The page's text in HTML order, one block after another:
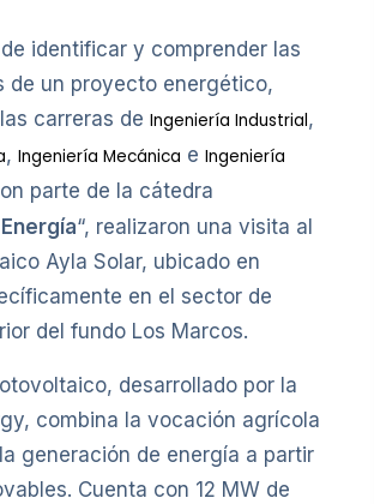
identificar y comprender las
de un proyecto energético,
carreras de Ingeniería Industrial,
, Ingeniería Mecánica e Ingeniería
parte de la cátedra
“, realizaron una visita al
Ayla Solar, ubicado en
en el sector de
del fundo Los Marcos.
desarrollado por la
combina la vocación agrícola
generación de energía a partir
Cuenta con 12 MW de